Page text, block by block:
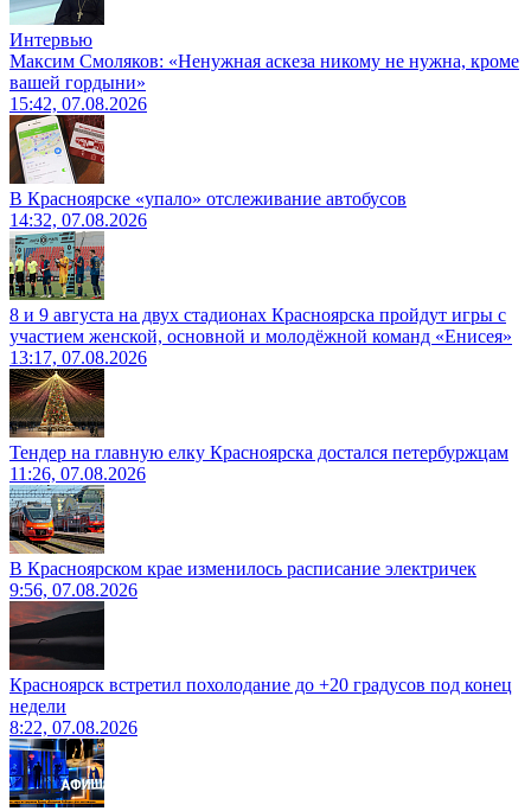
Интервью
Максим Смоляков: «Ненужная аскеза никому не нужна, кроме
вашей гордыни»
15:42, 07.08.2026
В Красноярске «упало» отслеживание автобусов
14:32, 07.08.2026
8 и 9 августа на двух стадионах Красноярска пройдут игры с
участием женской, основной и молодёжной команд «Енисея»
13:17, 07.08.2026
Тендер на главную елку Красноярска достался петербуржцам
11:26, 07.08.2026
В Красноярском крае изменилось расписание электричек
9:56, 07.08.2026
Красноярск встретил похолодание до +20 градусов под конец
недели
8:22, 07.08.2026